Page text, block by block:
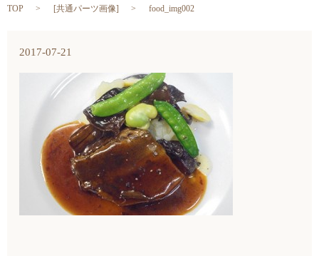
TOP [共通パーツ画像] food_img002
2017-07-21